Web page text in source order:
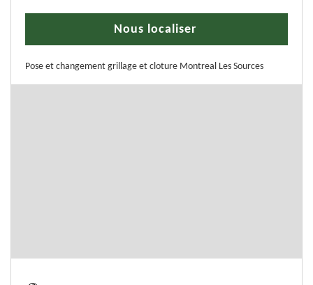
Nous localiser
Pose et changement grillage et cloture Montreal Les Sources